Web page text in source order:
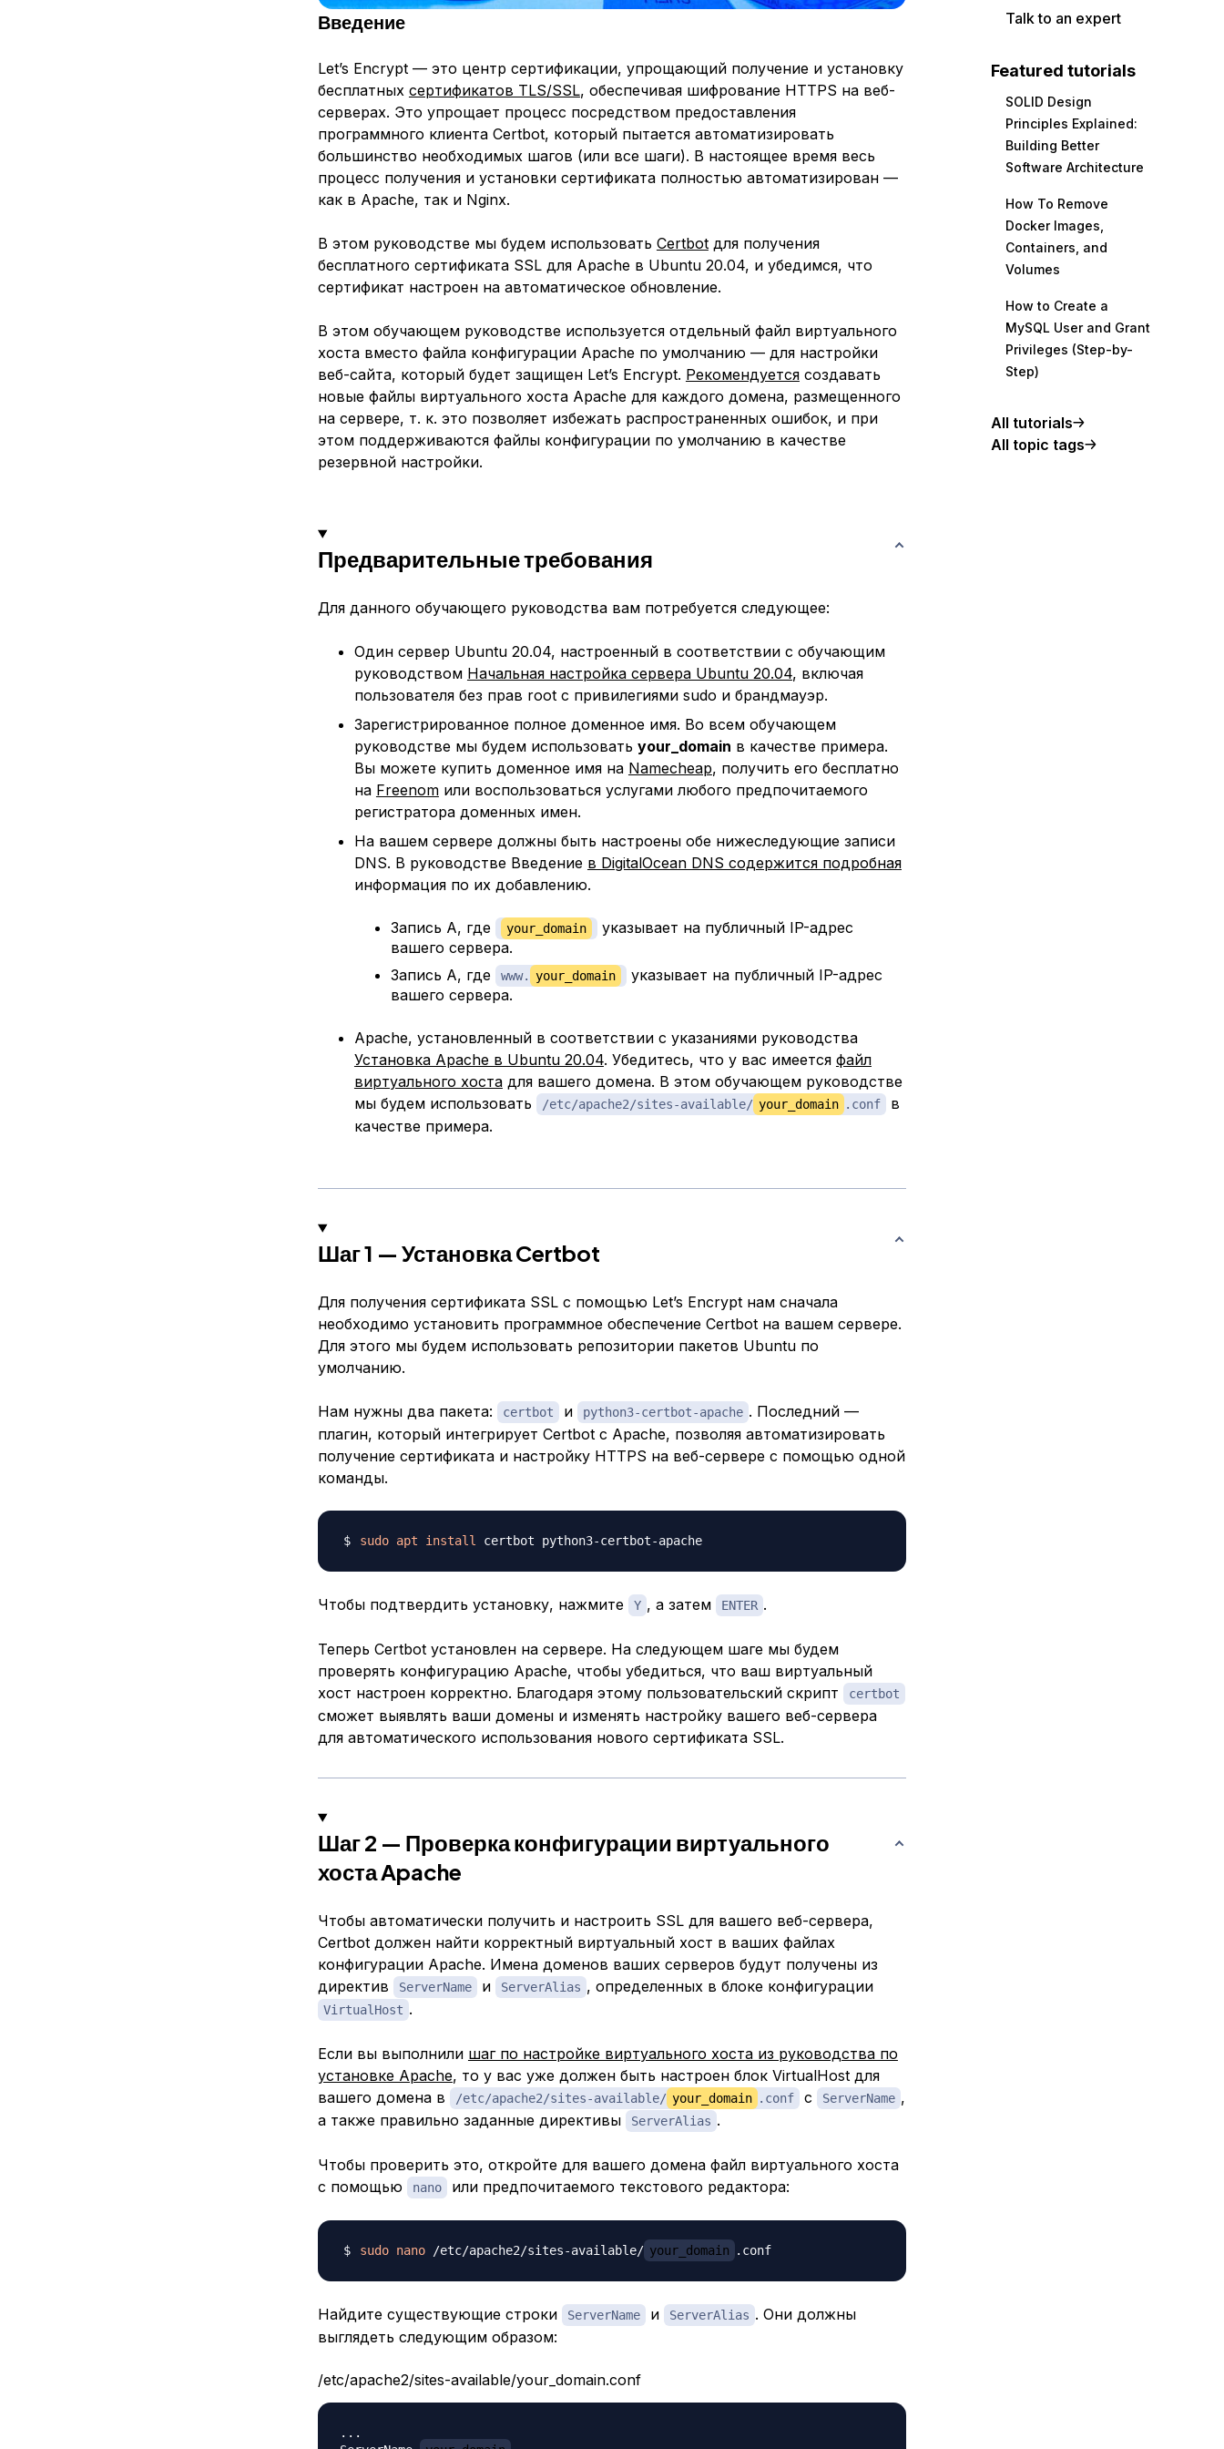
Введение
Let’s Encrypt — это центр сертификации, упрощающий получение и установку
бесплатных сертификатов TLS/SSL, обеспечивая шифрование HTTPS на веб-
серверах. Это упрощает процесс посредством предоставления
программного клиента Certbot, который пытается автоматизировать
большинство необходимых шагов (или все шаги). В настоящее время весь
процесс получения и установки сертификата полностью автоматизирован —
как в Apache, так и Nginx.
В этом руководстве мы будем использовать Certbotдля получения
бесплатного сертификата SSL для Apache в Ubuntu 20.04, и убедимся, что
сертификат настроен на автоматическое обновление.
В этом обучающем руководстве используется отдельный файл виртуального
хоста вместо файла конфигурации Apache по умолчанию — для настройки
веб-сайта, который будет защищен Let’s Encrypt. Рекомендуетсясоздавать
новые файлы виртуального хоста Apache для каждого домена, размещенного
на сервере, т. к. это позволяет избежать распространенных ошибок, и при
этом поддерживаются файлы конфигурации по умолчанию в качестве
резервной настройки.
Предварительные требования
Для данного обучающего руководства вам потребуется следующее:
Один сервер Ubuntu 20.04, настроенный в соответствии с обучающим
руководством Начальная настройка сервера Ubuntu 20.04, включая
пользователя без прав root с привилегиями sudo и брандмауэр.
Зарегистрированное полное доменное имя. Во всем обучающем
руководстве мы будем использовать your_domain в качестве примера.
Вы можете купить доменное имя на Namecheap, получить его бесплатно
на Freenomили воспользоваться услугами любого предпочитаемого
регистратора доменных имен.
На вашем сервере должны быть настроены обе нижеследующие записи
DNS. В руководстве Введение в DigitalOcean DNS содержится подробная
информация по их добавлению.
Запись A, где your_domain
указывает на публичный IP-адрес
вашего сервера.
Запись A, где
www. your_domain
указывает на публичный IP-адрес
вашего сервера.
Apache, установленный в соответствии с указаниями руководства
Установка Apache в Ubuntu 20.04. Убедитесь, что у вас имеется файл
виртуального хостадля вашего домена. В этом обучающем руководстве
мы будем использовать
/etc/apache2/sites-available/ your_domain .conf
в
качестве примера.
Шаг 1 — Установка Certbot
Для получения сертификата SSL с помощью Let’s Encrypt нам сначала
необходимо установить программное обеспечение Certbot на вашем сервере.
Для этого мы будем использовать репозитории пакетов Ubuntu по
умолчанию.
Нам нужны два пакета: certbot и python3-certbot-apache . Последний —
плагин, который интегрирует Certbot с Apache, позволяя автоматизировать
получение сертификата и настройку HTTPS на веб-сервере с помощью одной
команды.
sudo apt install certbot python3-certbot-apache
Чтобы подтвердить установку, нажмите Y , а затем ENTER .
Теперь Certbot установлен на сервере. На следующем шаге мы будем
проверять конфигурацию Apache, чтобы убедиться, что ваш виртуальный
хост настроен корректно. Благодаря этому пользовательский скрипт
certbot
сможет выявлять ваши домены и изменять настройку вашего веб-сервера
для автоматического использования нового сертификата SSL.
Шаг 2 — Проверка конфигурации виртуального
хоста Apache
Чтобы автоматически получить и настроить SSL для вашего веб-сервера,
Certbot должен найти корректный виртуальный хост в ваших файлах
конфигурации Apache. Имена доменов ваших серверов будут получены из
директив
ServerName и ServerAlias , определенных в блоке конфигурации
VirtualHost .
Если вы выполнили шаг по настройке виртуального хоста из руководства по
установке Apache, то у вас уже должен быть настроен блок VirtualHost для
вашего домена в
/etc/apache2/sites-available/ your_domain .conf ​​​​​​ с ServerName ,
а также правильно заданные директивы
ServerAlias .
Чтобы проверить это, откройте для вашего домена файл виртуального хоста
с помощью
nano или предпочитаемого текстового редактора:
sudo nano /etc/apache2/sites-available/ your_domain .conf
Найдите существующие строки ServerName и ServerAlias . Они должны
выглядеть следующим образом:
/etc/apache2/sites-available/your_domain.conf
...
Talk to an expert
Featured tutorials
SOLID Design
Principles Explained:
Building Better
Software Architecture
How To Remove
Docker Images,
Containers, and
Volumes
How to Create a
MySQL User and Grant
Privileges (Step-by-
Step)
All tutorials
All topic tags